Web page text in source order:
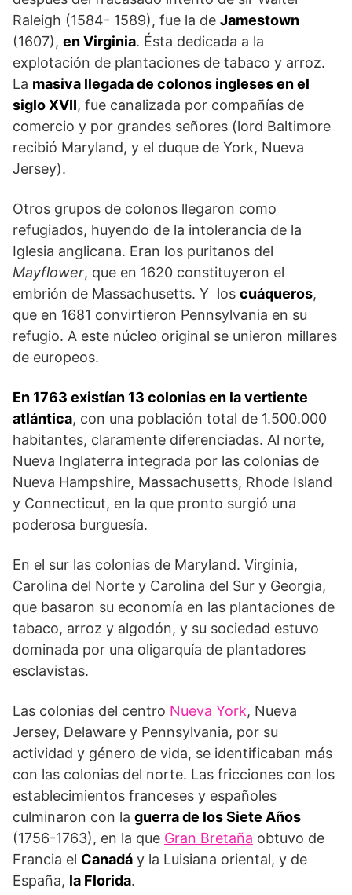
Raleigh (1584- 1589), fue la de Jamestown
(1607), en Virginia. Ésta dedicada a la
explotación de plantaciones de tabaco y arroz.
La masiva llegada de colonos ingleses en el
siglo XVII, fue canalizada por compañías de
comercio y por grandes señores (lord Baltimore
recibió Maryland, y el duque de York, Nueva
Jersey).
Otros grupos de colonos llegaron como
refugiados, huyendo de la intolerancia de la
Iglesia anglicana. Eran los puritanos del
Mayflower, que en 1620 constituyeron el
embrión de Massachusetts. Y los cuáqueros,
que en 1681 convirtieron Pennsylvania en su
refugio. A este núcleo original se unieron millares
de europeos.
En 1763 existían 13 colonias en la vertiente
atlántica, con una población total de 1.500.000
habitantes, claramente diferenciadas. Al norte,
Nueva Inglaterra integrada por las colonias de
Nueva Hampshire, Massachusetts, Rhode Island
y Connecticut, en la que pronto surgió una
poderosa burguesía.
En el sur las colonias de Maryland. Virginia,
Carolina del Norte y Carolina del Sur y Georgia,
que basaron su economía en las plantaciones de
tabaco, arroz y algodón, y su sociedad estuvo
dominada por una oligarquía de plantadores
esclavistas.
Las colonias del centro Nueva York, Nueva
Jersey, Delaware y Pennsylvania, por su
actividad y género de vida, se identificaban más
con las colonias del norte. Las fricciones con los
establecimientos franceses y españoles
culminaron con la guerra de los Siete Años
(1756-1763), en la que Gran Bretaña obtuvo de
Francia el Canadá y la Luisiana oriental, y de
España, la Florida.